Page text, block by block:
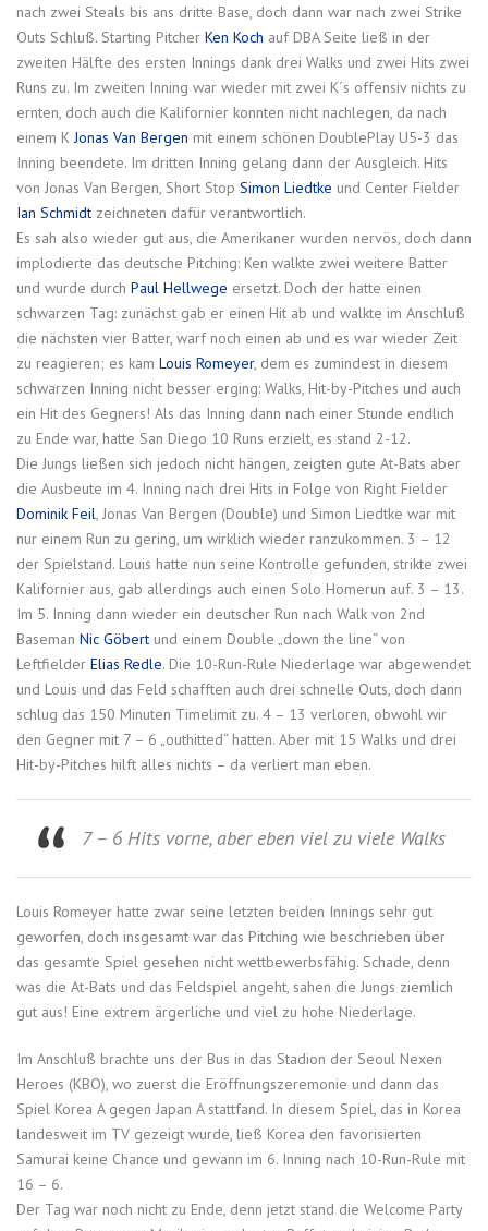
nach zwei Steals bis ans dritte Base, doch dann war nach zwei Strike
Outs Schluß. Starting Pitcher Ken Koch auf DBA Seite ließ in der
zweiten Hälfte des ersten Innings dank drei Walks und zwei Hits zwei
Runs zu. Im zweiten Inning war wieder mit zwei K´s offensiv nichts zu
ernten, doch auch die Kalifornier konnten nicht nachlegen, da nach
einem KJonas Van Bergen mit einem schönen DoublePlay U5-3 das
Inning beendete. Im dritten Inning gelang dann der Ausgleich. Hits
von Jonas Van Bergen, Short Stop Simon Liedtke und Center Fielder
Ian Schmidt zeichneten dafür verantwortlich.
Es sah also wieder gut aus, die Amerikaner wurden nervös, doch dann
implodierte das deutsche Pitching: Ken walkte zwei weitere Batter
und wurde durch Paul Hellwege ersetzt. Doch der hatte einen
schwarzen Tag: zunächst gab er einen Hit ab und walkte im Anschluß
die nächsten vier Batter, warf noch einen ab und es war wieder Zeit
zu reagieren; es kam Louis Romeyer, dem es zumindest in diesem
schwarzen Inning nicht besser erging: Walks, Hit-by-Pitches und auch
ein Hit des Gegners! Als das Inning dann nach einer Stunde endlich
zu Ende war, hatte San Diego 10 Runs erzielt, es stand 2-12.
Die Jungs ließen sich jedoch nicht hängen, zeigten gute At-Bats aber
die Ausbeute im 4. Inning nach drei Hits in Folge von Right Fielder
Dominik Feil, Jonas Van Bergen (Double) und Simon Liedtke war mit
nur einem Run zu gering, um wirklich wieder ranzukommen. 3 – 12
der Spielstand. Louis hatte nun seine Kontrolle gefunden, strikte zwei
Kalifornier aus, gab allerdings auch einen Solo Homerun auf. 3 – 13.
Im 5. Inning dann wieder ein deutscher Run nach Walk von 2nd
Baseman Nic Göbert und einem Double „down the line“ von
Leftfielder Elias Redle. Die 10-Run-Rule Niederlage war abgewendet
und Louis und das Feld schafften auch drei schnelle Outs, doch dann
schlug das 150 Minuten Timelimit zu. 4 – 13 verloren, obwohl wir
den Gegner mit 7 – 6 „outhitted“ hatten. Aber mit 15 Walks und drei
Hit-by-Pitches hilft alles nichts – da verliert man eben.
7 – 6 Hits vorne, aber eben viel zu viele Walks
Louis Romeyer hatte zwar seine letzten beiden Innings sehr gut
geworfen, doch insgesamt war das Pitching wie beschrieben über
das gesamte Spiel gesehen nicht wettbewerbsfähig. Schade, denn
was die At-Bats und das Feldspiel angeht, sahen die Jungs ziemlich
gut aus! Eine extrem ärgerliche und viel zu hohe Niederlage.
Im Anschluß brachte uns der Bus in das Stadion der Seoul Nexen
Heroes (KBO), wo zuerst die Eröffnungszeremonie und dann das
Spiel Korea A gegen Japan A stattfand. In diesem Spiel, das in Korea
landesweit im TV gezeigt wurde, ließ Korea den favorisierten
Samurai keine Chance und gewann im 6. Inning nach 10-Run-Rule mit
16 – 6.
Der Tag war noch nicht zu Ende, denn jetzt stand die Welcome Party